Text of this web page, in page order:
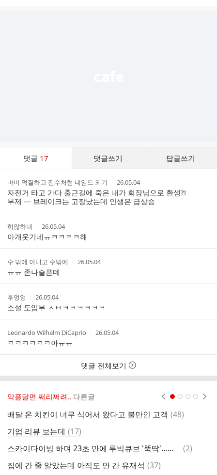
댓글 17 댓글쓰기 답글쓰기
트
작
성
자
바비 덕질하고 진수처럼 네임드 되기
작
성
시
간
26.05.04
자전거 타고 가다 출근길에 죽은 내가 회장님으로 환생?!
부제 — 브레이크는 고장났는데 인생은 급상승
작
성
자
히않하눼
작
성
시
간
26.05.04
아개웃기네ㅠㅋㅋㅋㅋ해
작
자
수 밖에 아니고 수밖에
작
간
26.05.04
ㅠㅠ 존나슬픈데
작
성
자
후엉엉
작
성
시
간
26.05.04
소설 도입부 ㅅㅂㅋㅋㅋㅋㅋㅋ
작
성
자
Leonardo Wilhelm DiCaprio
작
간
26.05.04
ㅋㅋㅋㅋㅋㅋ아ㅠㅠ
댓글 전체보기
악플달면 쩌리쩌려.. 다른글
배달 온 치킨이 너무 식어서 왔다고 불만인 고객 댓
(48)
기업 리뷰 보는데 댓
글
(17)
스카이다이빙 하며 23초 만에 루빅큐브 '뚝딱'…신기록 세운 독일 의대생
댓
(2)
집에 간 줄 알았는데 아직도 안 간 유재석 댓
(37)